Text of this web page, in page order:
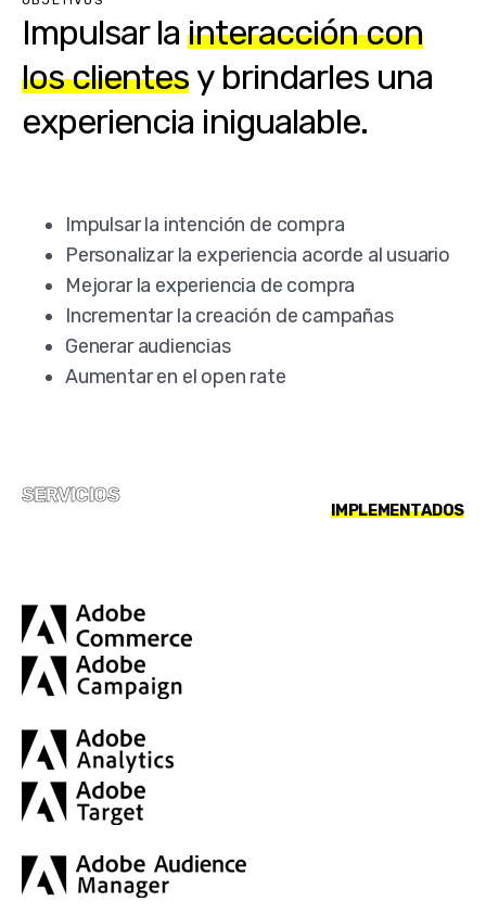
Impulsar lainteracción con
los clientes y brindarles una
experiencia inigualable.
Impulsar la intención de compra
Personalizar la experiencia acorde al usuario
Mejorar la experiencia de compra
Incrementar la creación de campañas
Generar audiencias
Aumentar en el open rate
SERVICIOS
IMPLEMENTADOS